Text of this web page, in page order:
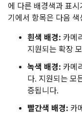
에 다른 배경색과 표
기에서 항목은 다음
흰색 배경: 카메
지원되는 확장
녹색 배경: 카메
다. 지원되는 모
증됩니다.
빨간색 배경: 카